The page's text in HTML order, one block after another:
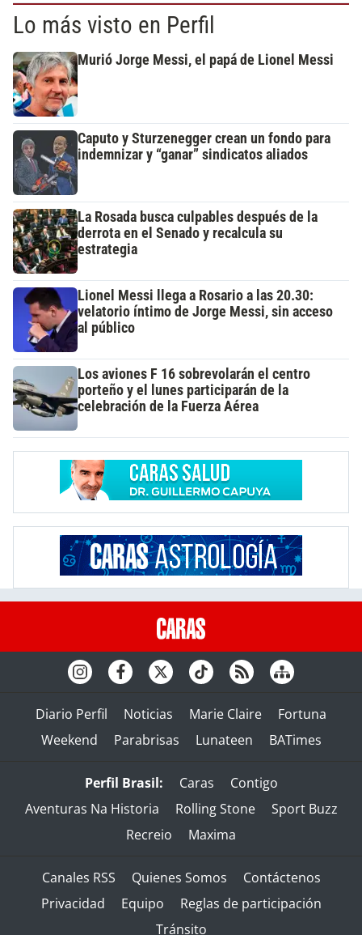
Lo más visto en Perfil
Murió Jorge Messi, el papá de Lionel Messi
Caputo y Sturzenegger crean un fondo para
indemnizar y “ganar” sindicatos aliados
La Rosada busca culpables después de la
derrota en el Senado y recalcula su
estrategia
Lionel Messi llega a Rosario a las 20.30:
velatorio íntimo de Jorge Messi, sin acceso
al público
Los aviones F 16 sobrevolarán el centro
porteño y el lunes participarán de la
celebración de la Fuerza Aérea
Diario Perfil Noticias Marie Claire
Fortuna
Weekend
Parabrisas Lunateen BATimes
Perfil Brasil: Caras
Contigo
Aventuras Na Historia
Rolling Stone
Sport Buzz
Recreio
Maxima
Canales RSS Quienes Somos
Contáctenos
Privacidad
Equipo
Reglas de participación
Tránsito